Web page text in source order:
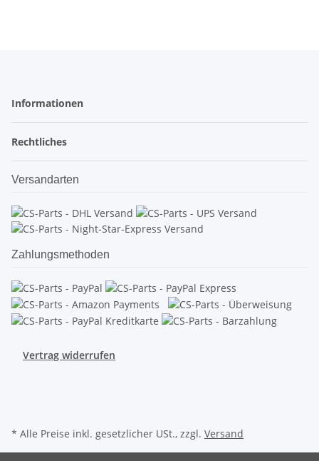
Informationen
Rechtliches
Versandarten
Zahlungsmethoden
Vertrag widerrufen
* Alle Preise inkl. gesetzlicher USt., zzgl. Versand